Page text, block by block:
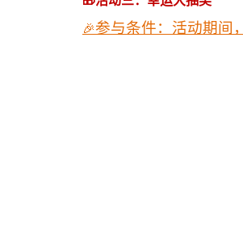
🎉参与条件： 活动期间